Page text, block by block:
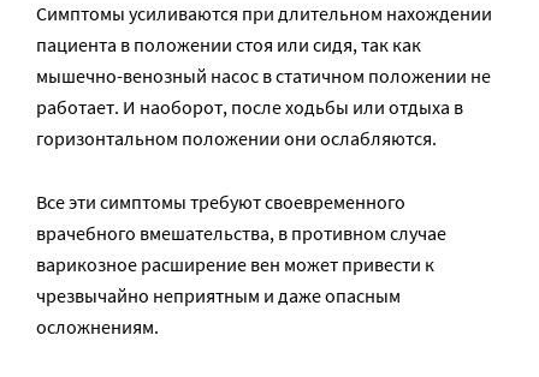
Симптомы усиливаются при длительном нахождении
пациента в положении стоя или сидя, так как
мышечно-венозный насос в статичном положении не
работает. И наоборот, после ходьбы или отдыха в
горизонтальном положении они ослабляются.
Все эти симптомы требуют своевременного
врачебного вмешательства, в противном случае
варикозное расширение вен может привести к
чрезвычайно неприятным и даже опасным
осложнениям.